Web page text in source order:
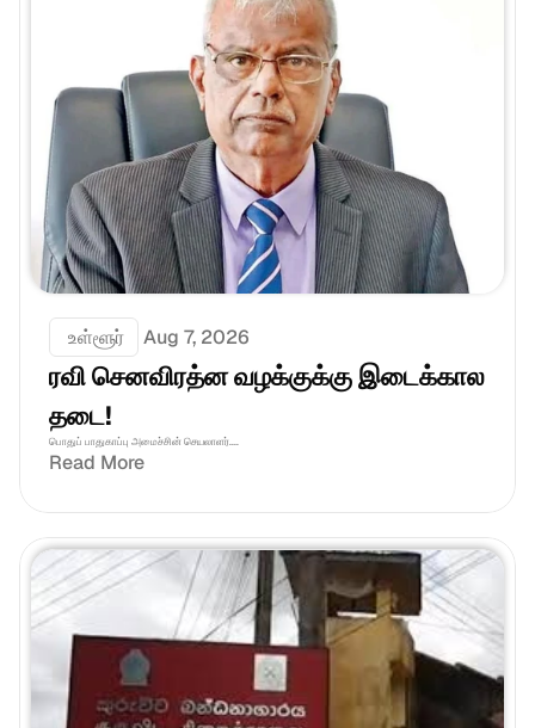
உள்ளூர் Aug 7, 2026
ரவி செனவிரத்ன வழக்குக்கு இடைக்கால
தடை!
பொதுப் பாதுகாப்பு அமைச்சின் செயலாளர்....
Read More